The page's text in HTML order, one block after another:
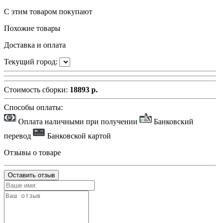
С этим товаром покупают
Похожие товары
Доставка и оплата
Текущий город:
Стоимость сборки: 18893 р.
Способы оплаты:
Оплата наличными при получении
Банковский
перевод
Банковской картой
Отзывы о товаре
Оставить отзыв